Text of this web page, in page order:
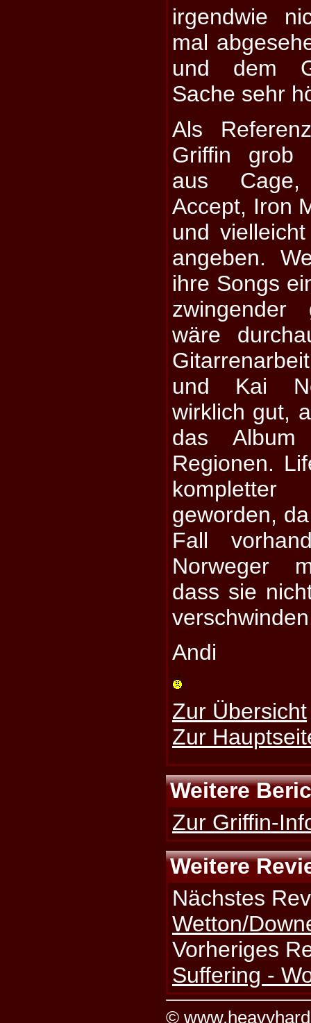
irgendwie
mal
und dem
Sache sehr
Als
Griffin grob
aus
Accept, Iron
und
angeben.
ihre Songs
zwingender
wäre
und Kai
wirklich gut,
das
Regionen.
geworden,
Fall
Norweger
dass sie
Andi
Zur Übersicht
Zur
Weitere
Zur Griffin-
Weitere
Nächstes
Wetton/
Vorheriges
Suffering -
©